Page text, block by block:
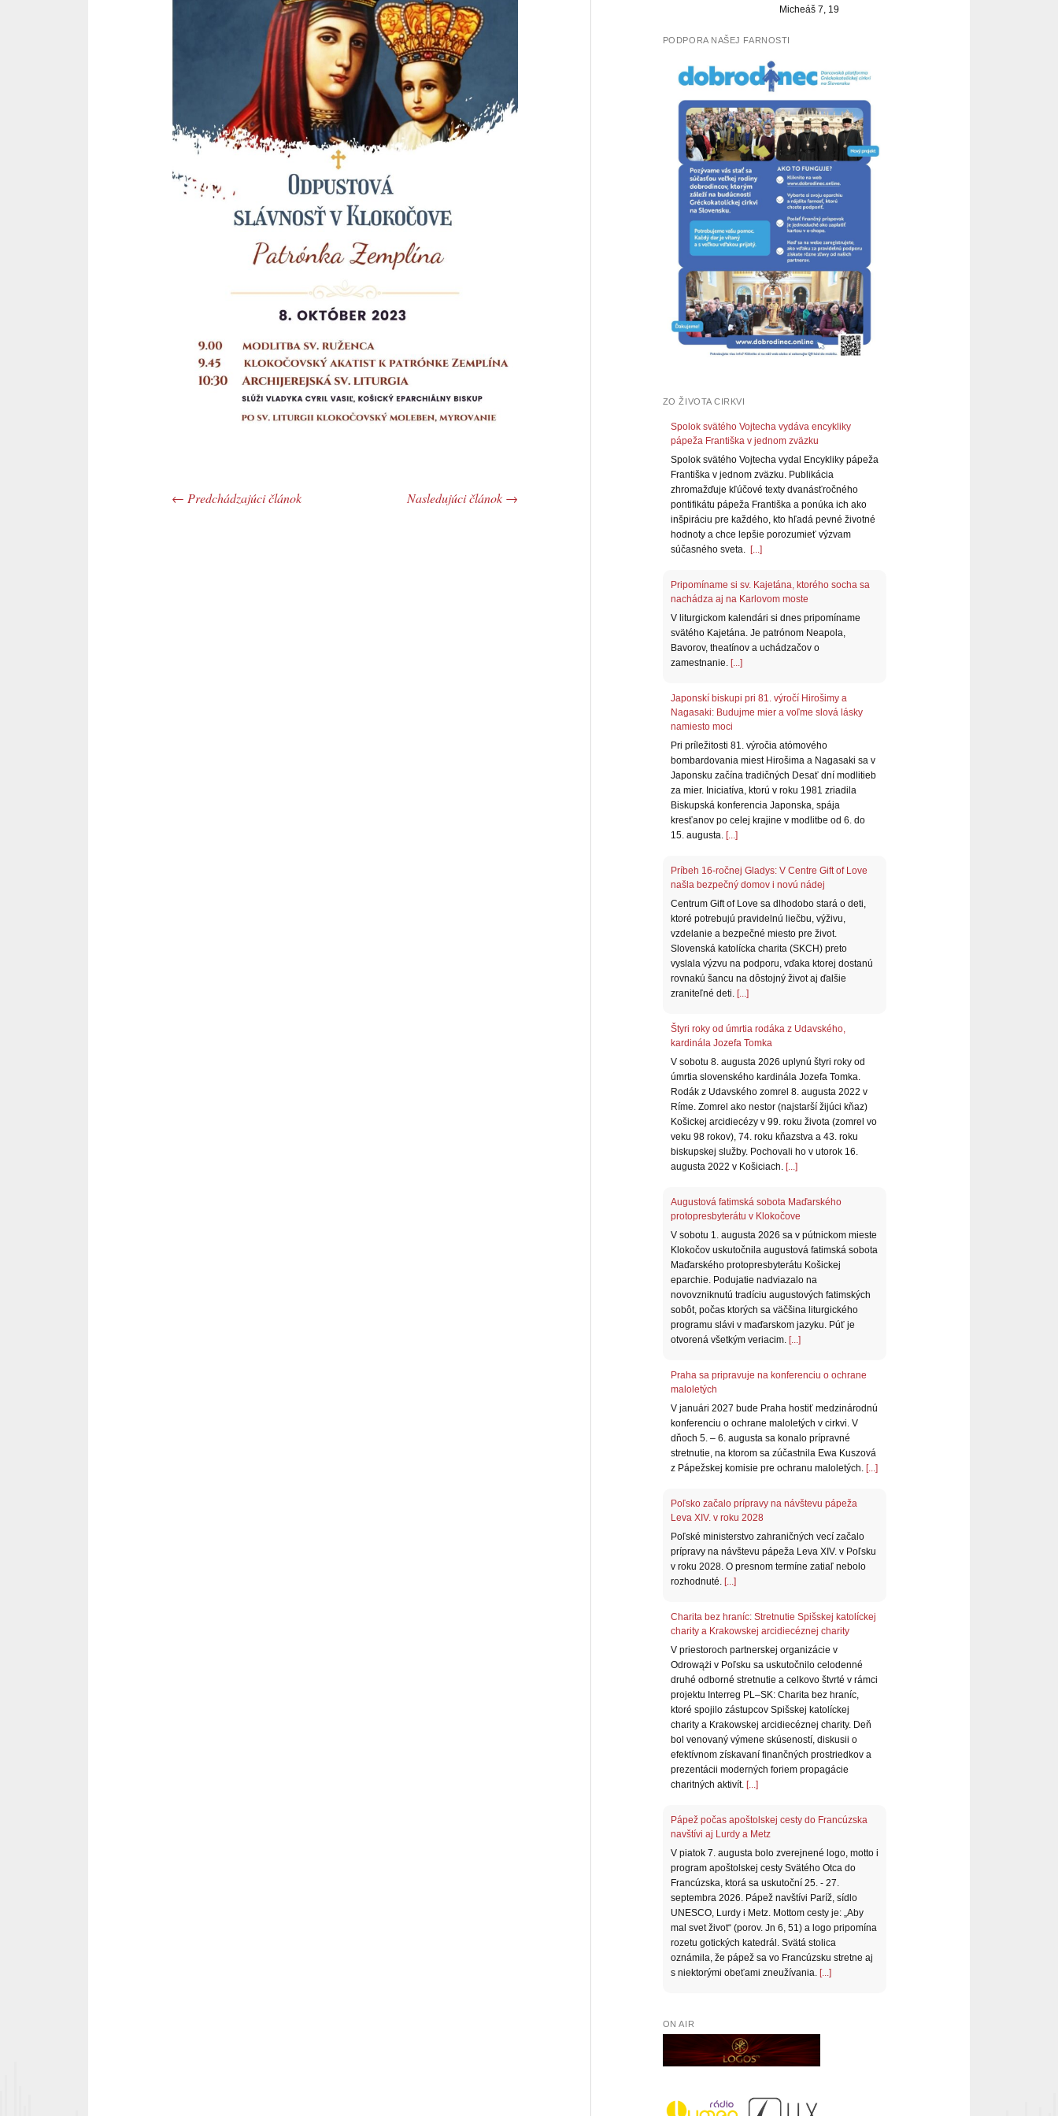
Post navigation
← Predchádzajúci článok Nasledujúci článok →
Micheáš 7, 19
PODPORA NAŠEJ FARNOSTI
ZO ŽIVOTA CIRKVI
Spolok svätého Vojtecha vydáva encykliky
pápeža Františka v jednom zväzku
Spolok svätého Vojtecha vydal Encykliky pápeža
Františka v jednom zväzku. Publikácia
zhromažďuje kľúčové texty dvanásťročného
pontifikátu pápeža Františka a ponúka ich ako
inšpiráciu pre každého, kto hľadá pevné životné
hodnoty a chce lepšie porozumieť výzvam
súčasného sveta. [...]
Pripomíname si sv. Kajetána, ktorého socha sa
nachádza aj na Karlovom moste
V liturgickom kalendári si dnes pripomíname
svätého Kajetána. Je patrónom Neapola,
Bavorov, theatínov a uchádzačov o
zamestnanie. [...]
Japonskí biskupi pri 81. výročí Hirošimy a
Nagasaki: Budujme mier a voľme slová lásky
namiesto moci
Pri príležitosti 81. výročia atómového
bombardovania miest Hirošima a Nagasaki sa v
Japonsku začína tradičných Desať dní modlitieb
za mier. Iniciatíva, ktorú v roku 1981 zriadila
Biskupská konferencia Japonska, spája
kresťanov po celej krajine v modlitbe od 6. do
15. augusta. [...]
Príbeh 16-ročnej Gladys: V Centre Gift of Love
našla bezpečný domov i novú nádej
Centrum Gift of Love sa dlhodobo stará o deti,
ktoré potrebujú pravidelnú liečbu, výživu,
vzdelanie a bezpečné miesto pre život.
Slovenská katolícka charita (SKCH) preto
vyslala výzvu na podporu, vďaka ktorej dostanú
rovnakú šancu na dôstojný život aj ďalšie
zraniteľné deti. [...]
Štyri roky od úmrtia rodáka z Udavského,
kardinála Jozefa Tomka
V sobotu 8. augusta 2026 uplynú štyri roky od
úmrtia slovenského kardinála Jozefa Tomka.
Rodák z Udavského zomrel 8. augusta 2022 v
Ríme. Zomrel ako nestor (najstarší žijúci kňaz)
Košickej arcidiecézy v 99. roku života (zomrel vo
veku 98 rokov), 74. roku kňazstva a 43. roku
biskupskej služby. Pochovali ho v utorok 16.
augusta 2022 v Košiciach. [...]
Augustová fatimská sobota Maďarského
protopresbyterátu v Klokočove
V sobotu 1. augusta 2026 sa v pútnickom mieste
Klokočov uskutočnila augustová fatimská sobota
Maďarského protopresbyterátu Košickej
eparchie. Podujatie nadviazalo na
novovzniknutú tradíciu augustových fatimských
sobôt, počas ktorých sa väčšina liturgického
programu slávi v maďarskom jazyku. Púť je
otvorená všetkým veriacim. [...]
Praha sa pripravuje na konferenciu o ochrane
maloletých
V januári 2027 bude Praha hostiť medzinárodnú
konferenciu o ochrane maloletých v cirkvi. V
dňoch 5. – 6. augusta sa konalo prípravné
stretnutie, na ktorom sa zúčastnila Ewa Kuszová
z Pápežskej komisie pre ochranu maloletých. [...]
Poľsko začalo prípravy na návštevu pápeža
Leva XIV. v roku 2028
Poľské ministerstvo zahraničných vecí začalo
prípravy na návštevu pápeža Leva XIV. v Poľsku
v roku 2028. O presnom termíne zatiaľ nebolo
rozhodnuté. [...]
Charita bez hraníc: Stretnutie Spišskej katolíckej
charity a Krakowskej arcidiecéznej charity
V priestoroch partnerskej organizácie v
Odrowążi v Poľsku sa uskutočnilo celodenné
druhé odborné stretnutie a celkovo štvrté v rámci
projektu Interreg PL–SK: Charita bez hraníc,
ktoré spojilo zástupcov Spišskej katolíckej
charity a Krakowskej arcidiecéznej charity. Deň
bol venovaný výmene skúseností, diskusii o
efektívnom získavaní finančných prostriedkov a
prezentácii moderných foriem propagácie
charitných aktivít. [...]
Pápež počas apoštolskej cesty do Francúzska
navštívi aj Lurdy a Metz
V piatok 7. augusta bolo zverejnené logo, motto i
program apoštolskej cesty Svätého Otca do
Francúzska, ktorá sa uskutoční 25. - 27.
septembra 2026. Pápež navštívi Paríž, sídlo
UNESCO, Lurdy i Metz. Mottom cesty je: „Aby
mal svet život“ (porov. Jn 6, 51) a logo pripomína
rozetu gotických katedrál. Svätá stolica
oznámila, že pápež sa vo Francúzsku stretne aj
s niektorými obeťami zneužívania. [...]
ON AIR